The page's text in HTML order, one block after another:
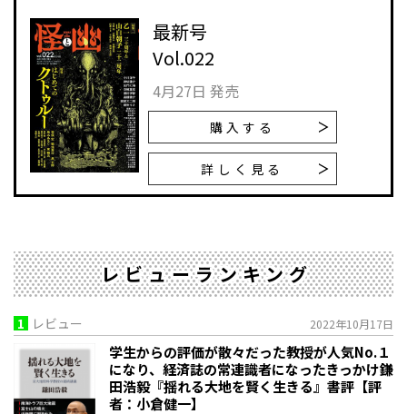
最新号
Vol.022
4月27日 発売
購入する
詳しく見る
レビューランキング
1 レビュー 2022年10月17日
学生からの評価が散々だった教授が人気No.１
になり、経済誌の常連識者になったきっかけ――鎌
田浩毅『揺れる大地を賢く生きる』書評【評
者：小倉健一】